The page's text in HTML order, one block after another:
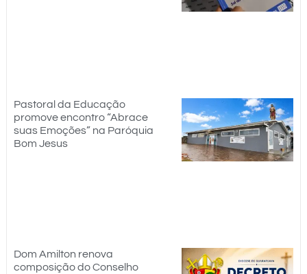
Pastoral da Educação
promove encontro “Abrace
suas Emoções” na Paróquia
Bom Jesus
Dom Amilton renova
composição do Conselho